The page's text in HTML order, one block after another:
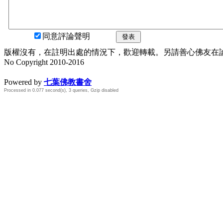
同意評論聲明 發表
版權沒有，在註明出處的情況下，歡迎轉載。另請善心佛友
No Copyright 2010-2016
Powered by 七葉佛教書舍
Processed in 0.077 second(s), 3 queries, Gzip disabled